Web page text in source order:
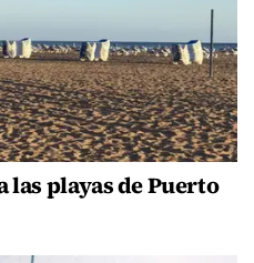
las playas de Puerto